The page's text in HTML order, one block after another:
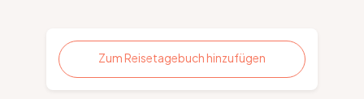
Zum Reisetagebuch hinzufügen